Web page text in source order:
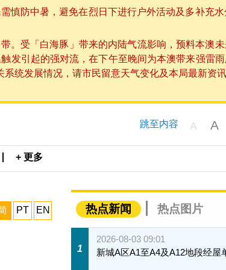
慎防中暑，避免在烈日下进行户外活动及多补充
。受「白海豚」带来的内陆气流影响，预料本澳
发引起的强对流，在下午至晚间为本澳带来强雷雨
统发展情况，请市民留意天气变化及本局最新资
跳至内容 A A
+ 更多
PT EN 热点新闻 热点图片
1
2026-08-03 09:01
新城A区A1至A4及A12地段经屋